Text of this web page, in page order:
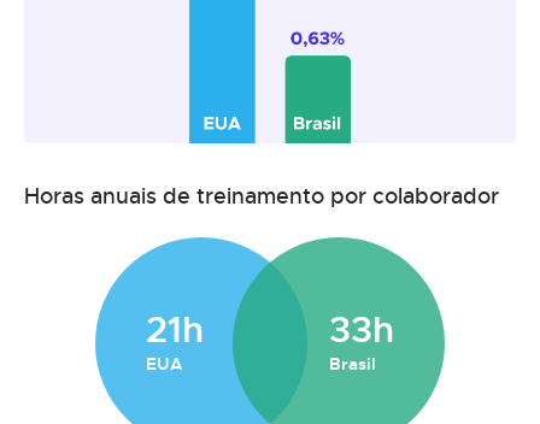
Horas anuais de treinamento por colaborador
21h
EUA
33h
Brasil